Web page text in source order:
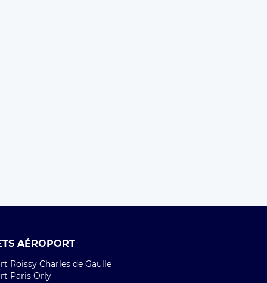
AÉROPORT
Roissy Charles de Gaulle
Paris Orly